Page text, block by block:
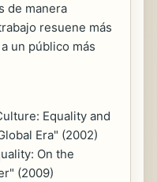
de manera
resuene más
un público más
Equality and
Era" (2002)
On the
(2009)